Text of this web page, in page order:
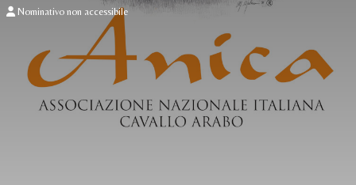
Nominativo non accessibile